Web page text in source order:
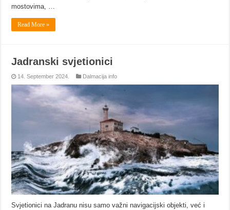
mostovima, …
Read More »
Jadranski svjetionici
14. September 2024. Dalmacija info
Svjetionici na Jadranu nisu samo važni navigacijski objekti, već i